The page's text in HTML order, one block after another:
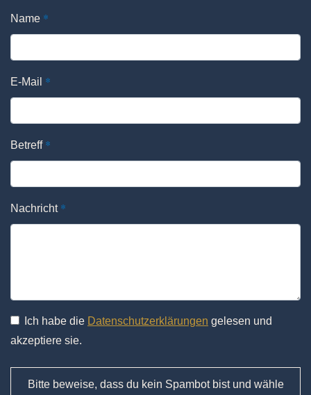
Name *
E-Mail *
Betreff *
Nachricht *
Ich habe die Datenschutzerklärungen gelesen und
akzeptiere sie.
Bitte beweise, dass du kein Spambot bist und wähle